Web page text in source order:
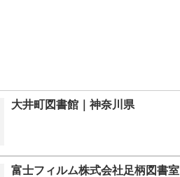
大井町図書館｜神奈川県
富士フィルム株式会社足柄図書室